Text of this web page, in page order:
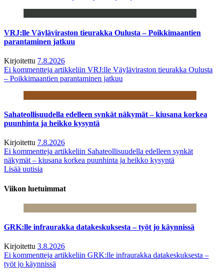
VRJ:lle Väyläviraston tieurakka Oulusta – Poikkimaantien
parantaminen jatkuu
Kirjoitettu 7.8.2026
Ei kommentteja artikkeliin VRJ:lle Väyläviraston tieurakka Oulusta
– Poikkimaantien parantaminen jatkuu
Sahateollisuudella edelleen synkät näkymät – kiusana korkea
puunhinta ja heikko kysyntä
Kirjoitettu 7.8.2026
Ei kommentteja artikkeliin Sahateollisuudella edelleen synkät
näkymät – kiusana korkea puunhinta ja heikko kysyntä
Lisää uutisia
Viikon luetuimmat
GRK:lle infraurakka datakeskuksesta – työt jo käynnissä
Kirjoitettu 3.8.2026
Ei kommentteja artikkeliin GRK:lle infraurakka datakeskuksesta –
työt jo käynnissä